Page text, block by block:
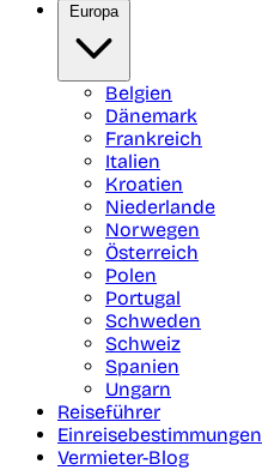
Europa
Belgien
Dänemark
Frankreich
Italien
Kroatien
Niederlande
Norwegen
Österreich
Polen
Portugal
Schweden
Schweiz
Spanien
Ungarn
Reiseführer
Einreisebestimmungen
Vermieter-Blog